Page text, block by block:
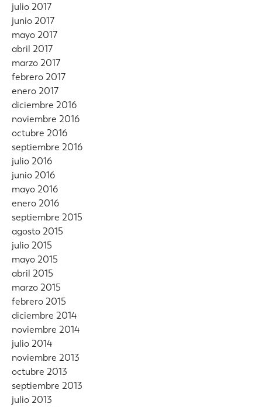
julio 2017
junio 2017
mayo 2017
abril 2017
marzo 2017
febrero 2017
enero 2017
diciembre 2016
noviembre 2016
octubre 2016
septiembre 2016
julio 2016
junio 2016
mayo 2016
enero 2016
septiembre 2015
agosto 2015
julio 2015
mayo 2015
abril 2015
marzo 2015
febrero 2015
diciembre 2014
noviembre 2014
julio 2014
noviembre 2013
octubre 2013
septiembre 2013
julio 2013